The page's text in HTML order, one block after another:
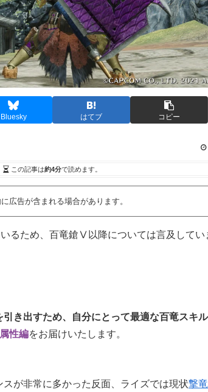
Bluesky はてブ コピー
この記事は約4分で読めます。
広告が含まれる場合があります。
るため、百竜鎗Ⅴ以降については言及してい
き出すため、自分にとって最適な百竜スキ
性編をお届けいたします。
が非常に多かった反面、ライズでは現状撃